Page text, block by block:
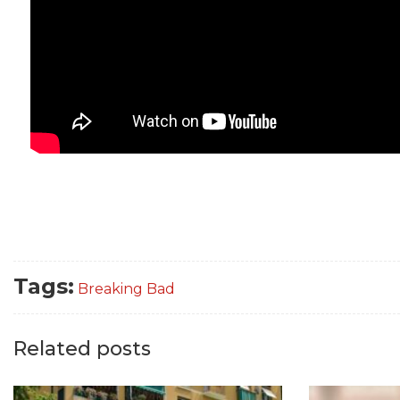
Tags: Breaking Bad
Related posts